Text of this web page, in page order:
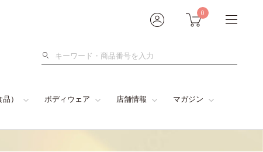
0
検
） ボディウェア 店舗情報 マガジン